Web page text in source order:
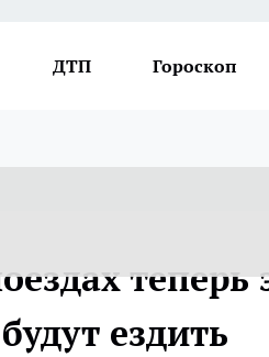
ДТП Гороскоп
теперь
ездить